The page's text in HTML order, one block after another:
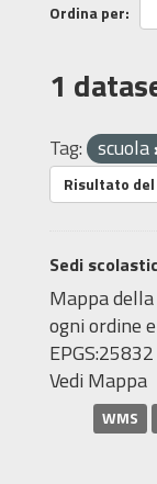
Ordina per
1
Tag: scuola
Risultato
Sedi
Mappa
ogni ordine
Vedi Mappa
WMS